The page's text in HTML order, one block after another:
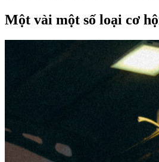
Một vài một số loại cơ